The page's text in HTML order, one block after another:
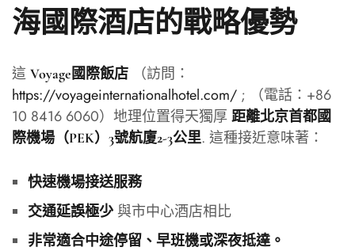
海國際酒店的戰略優勢
這 Voyage國際飯店 （訪問：
https://voyageinternationalhotel.com/ ; （電話：+86
10 8416 6060）地理位置得天獨厚 距離北京首都國
際機場（PEK）3號航廈2-3公里. 這種接近意味著：
快速機場接送服務
交通延誤極少與市中心酒店相比
非常適合中途停留、早班機或深夜抵達。